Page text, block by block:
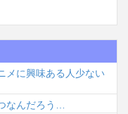
メに興味ある人少ない
なんだろう…